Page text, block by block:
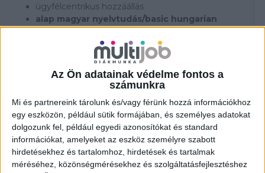
Az Ön adatainak védelme fontos a
számunkra
Mi és partnereink tárolunk és/vagy férünk hozzá információkhoz
egy eszközön, például sütik formájában, és személyes adatokat
dolgozunk fel, például egyedi azonosítókat és standard
információkat, amelyeket az eszköz személyre szabott
hirdetésekhez és tartalomhoz, hirdetések és tartalmak
méréséhez, közönségmérésekhez és szolgáltatásfejlesztéshez
ügyfélcentrikus hozzáállás
alap magyar nyelvtudás/basic hungarian
knowledge
Átlagosan elérhető órabér:
br. 2.022-5.482,- Ft/óra (tájékoztató jellegű)
---------------------------------
English version
Are you looking for a flexible job? We got you!
Join to the WOLT couriers’ team and work whenever